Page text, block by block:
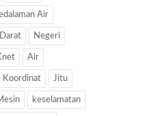
Air
Darat Negeri
Air
Koordinat Jitu
keselamatan